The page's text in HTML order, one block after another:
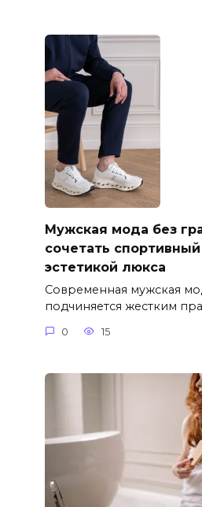
Мужская мода без
сочетать
эстетикой люкса
Современная мужская
подчиняется жестким
0 15